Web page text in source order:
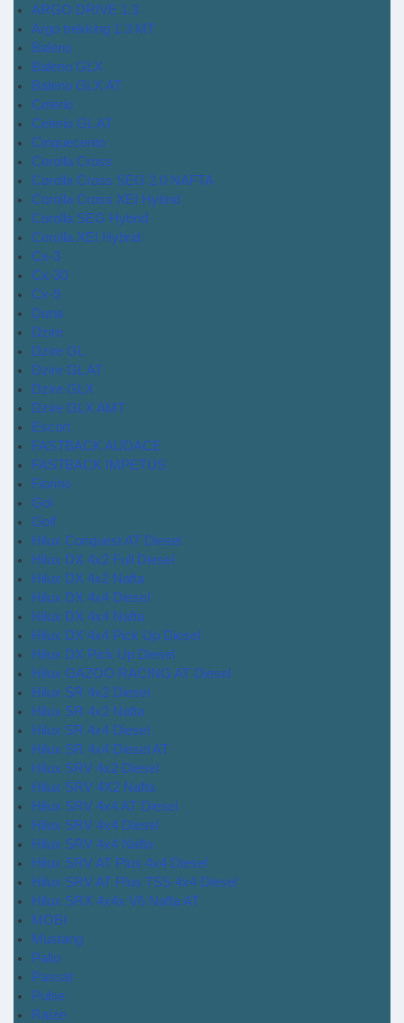
ARGO DRIVE 1.3
Argo trekking 1.3 MT
Baleno
Baleno GLX
Baleno GLX AT
Celerio
Celerio GL AT
Cinquecento
Corolla Cross
Corolla Cross SEG 2.0 NAFTA
Corolla Cross XEI Hybrid
Corolla SEG Hybrid
Corolla XEI Hybrid
Cx-3
Cx-30
Cx-9
Duna
Dzire
Dzire GL
Dzire GL AT
Dzire GLX
Dzire GLX AMT
Escort
FASTBACK AUDACE
FASTBACK IMPETUS
Fiorino
Gol
Golf
Hilux Conquest AT Diesel
Hilux DX 4x2 Full Diesel
Hilux DX 4x2 Nafta
Hilux DX 4x4 Diesel
Hilux DX 4x4 Nafta
Hilux DX 4x4 Pick Up Diesel
Hilux DX Pick Up Diesel
Hilux GAZOO RACING AT Diesel
Hilux SR 4x2 Diesel
Hilux SR 4x2 Nafta
Hilux SR 4x4 Diesel
Hilux SR 4x4 Diesel AT
Hilux SRV 4x2 Diesel
Hilux SRV 4X2 Nafta
Hilux SRV 4x4 AT Diesel
Hilux SRV 4x4 Diesel
Hilux SRV 4x4 Nafta
Hilux SRV AT Plus 4x4 Diesel
Hilux SRV AT Plus TSS 4x4 Diesel
Hilux SRX 4x4x V6 Nafta AT
MOBI
Mustang
Palio
Passat
Pulse
Raize